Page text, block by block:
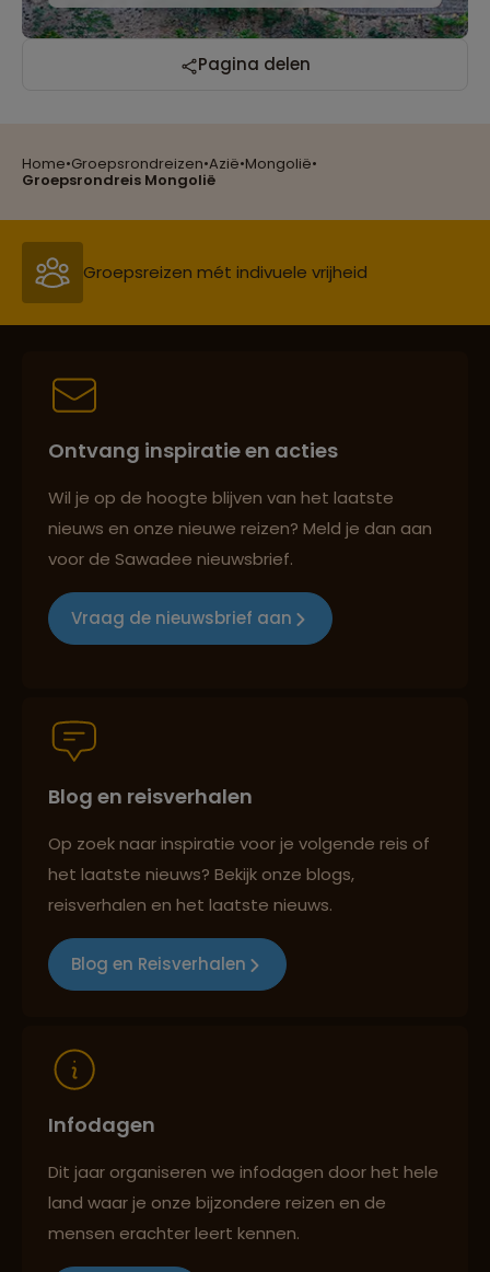
Home•Groepsrondreizen•Azië•Mongolië•
Groepsrondreis Mongolië
Pagina delen
Reizen met oog voor mens, cultuur en milieu
Groepsreizen mét indivuele vrijheid
Persoonlijk en deskundig reisadvies
Reizen met oog voor mens, cultuur en milieu
Persoonlijk en deskundig reisadvies
Best beoordeelde reisroutes
Ontvang inspiratie en acties
Wil je op de hoogte blijven van het laatste
nieuws en onze nieuwe reizen? Meld je dan aan
voor de Sawadee nieuwsbrief.
Vraag de nieuwsbrief aan
Blog en reisverhalen
Op zoek naar inspiratie voor je volgende reis of
het laatste nieuws? Bekijk onze blogs,
reisverhalen en het laatste nieuws.
Blog en Reisverhalen
Infodagen
Dit jaar organiseren we infodagen door het hele
land waar je onze bijzondere reizen en de
mensen erachter leert kennen.